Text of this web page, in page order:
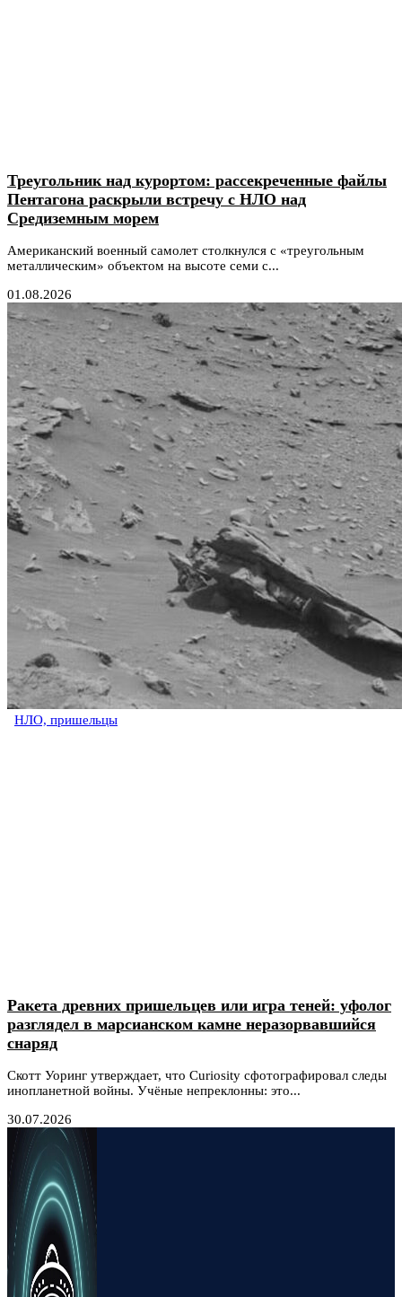
Треугольник над курортом: рассекреченные файлы
Пентагона раскрыли встречу с НЛО над
Средиземным морем
Американский военный самолет столкнулся с «треугольным
металлическим» объектом на высоте семи с...
01.08.2026
НЛО, пришельцы
Ракета древних пришельцев или игра теней: уфолог
разглядел в марсианском камне неразорвавшийся
снаряд
Скотт Уоринг утверждает, что Curiosity сфотографировал следы
инопланетной войны. Учёные непреклонны: это...
30.07.2026